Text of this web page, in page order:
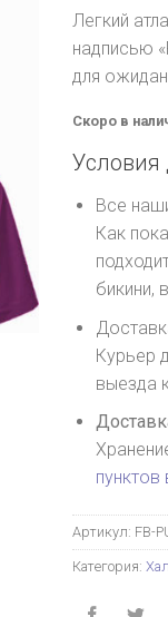
Легкий
надписью
для
Скоро в
Условия
Все
Как
бикини,
Курьер
выезда
пунктов
Артикул: FB-
Категория: